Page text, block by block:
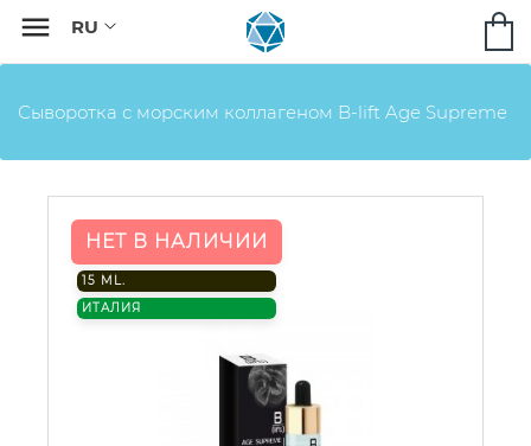

Сыворотка с морским коллагеном B-lift Age Supreme
НЕТ В НАЛИЧИИ
15 ML.
ИТАЛИЯ